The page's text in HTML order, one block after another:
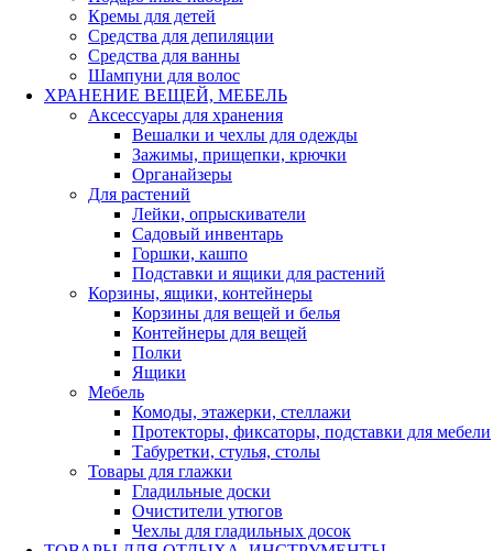
Кремы для детей
Средства для депиляции
Средства для ванны
Шампуни для волос
ХРАНЕНИЕ ВЕЩЕЙ, МЕБЕЛЬ
Аксессуары для хранения
Вешалки и чехлы для одежды
Зажимы, прищепки, крючки
Органайзеры
Для растений
Лейки, опрыскиватели
Садовый инвентарь
Горшки, кашпо
Подставки и ящики для растений
Корзины, ящики, контейнеры
Корзины для вещей и белья
Контейнеры для вещей
Полки
Ящики
Мебель
Комоды, этажерки, стеллажи
Протекторы, фиксаторы, подставки для мебели
Табуретки, стулья, столы
Товары для глажки
Гладильные доски
Очистители утюгов
Чехлы для гладильных досок